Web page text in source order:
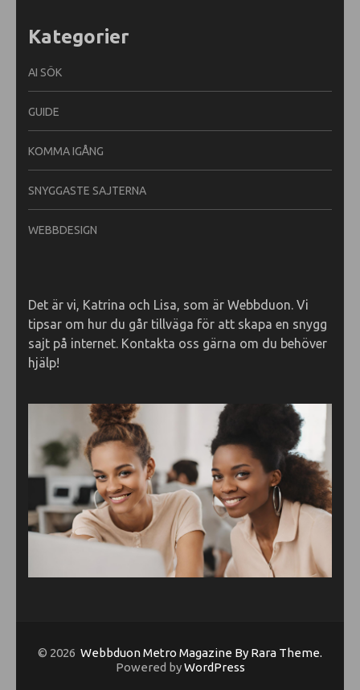
Kategorier
AI SÖK
GUIDE
KOMMA IGÅNG
SNYGGASTE SAJTERNA
WEBBDESIGN
Det är vi, Katrina och Lisa, som är Webbduon. Vi
tipsar om hur du går tillväga för att skapa en snygg
sajt på internet. Kontakta oss gärna om du behöver
hjälp!
© 2026 WebbduonMetro Magazine By Rara Theme.
Powered byWordPress